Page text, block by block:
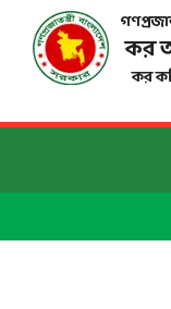
content
কর
কর